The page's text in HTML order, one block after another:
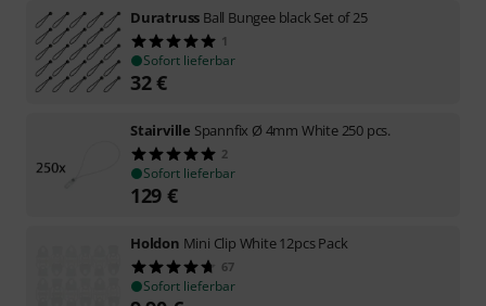
Duratruss Ball Bungee black Set of 25
1
Sofort lieferbar
32€
Stairville Spannfix Ø 4mm White 250 pcs.
2
Sofort lieferbar
129 €
Holdon Mini Clip White 12pcs Pack
67
Sofort lieferbar